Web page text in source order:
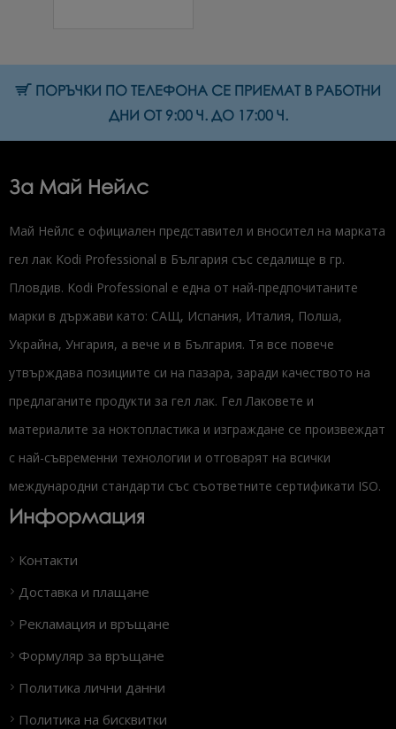
ПОРЪЧКИ ПО ТЕЛЕФОНА СЕ ПРИЕМАТ В РАБОТНИ
ДНИ ОТ 9:00 Ч. ДО 17:00 Ч.
За Май Нейлс
Май Нейлс е официален представител и вносител на марката
гел лак Kodi Professional в България със седалище в гр.
Пловдив. Kodi Professional е една от най-предпочитаните
марки в държави като: САЩ, Испания, Италия, Полша,
Украйна, Унгария, а вече и в България. Тя все повече
утвърждава позициите си на пазара, заради качеството на
предлаганите продукти за гел лак. Гел Лаковете и
материалите за ноктопластика и изграждане се произвеждат
с най-съвременни технологии и отговарят на всички
международни стандарти със съответните сертификати ISO.
Информация
Контакти
Доставка и плащане
Рекламация и връщане
Формуляр за връщане
Политика лични данни
Политика на бисквитки